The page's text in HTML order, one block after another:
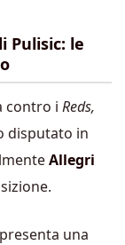
Pulisic: le
contro i Reds,
disputato in
Allegri
una